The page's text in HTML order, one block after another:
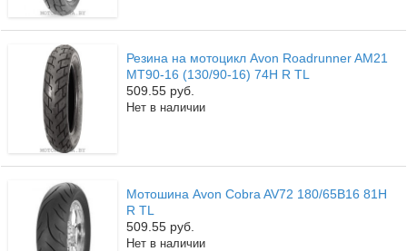
Резина на мотоцикл Avon Roadrunner AM21
MT90-16 (130/90-16) 74H R TL
509.55 руб.
Нет в наличии
Мотошина Avon Cobra AV72 180/65B16 81H
R TL
509.55 руб.
Нет в наличии